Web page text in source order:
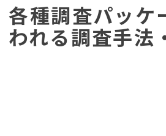
各種調査パッケ
われる調査手法